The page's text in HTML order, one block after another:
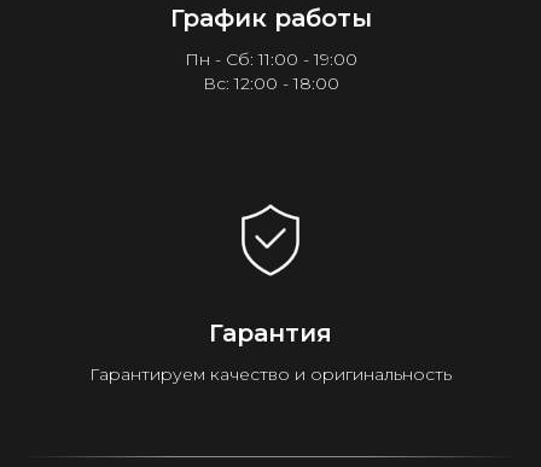
График работы
Пн - Сб: 11:00 - 19:00
Вс: 12:00 - 18:00
Гарантия
Гарантируем качество и оригинальность